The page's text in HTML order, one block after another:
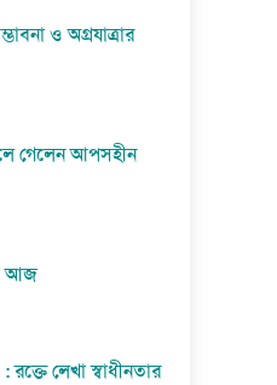
ও অগ্রযাত্রার
গেলেন আপসহীন
আজ
লেখা স্বাধীনতার